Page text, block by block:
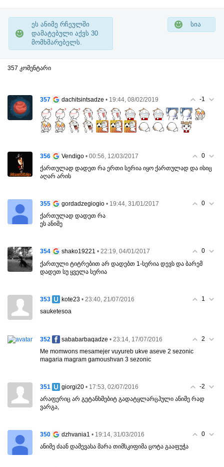
ეს ანიმე რჩეულში
დამატებული აქვს 30
მომხმარებელს.
სია
357 კომენტარი
-1
357 dachitsintsadze • 19:44, 08/02/2019
0
356 Vendigo • 00:56, 12/03/2017
ქართულად დადეთ რა ერთი სერია იყო ქართულად და ისიც
აღარ არის
0
355 gordadzegiogio • 19:44, 31/01/2017
ქართულად დადეთ რა
ეს ანიმე
0
354 shako19221 • 22:19, 04/01/2017
ქართული ტიტრებით არ დადებთ 1-სერია დევს და ბარემ
დადეთ სუ ყველა სერია
1
353 kote23 • 23:40, 21/07/2016
sauketesoa
2
352 sababarbaqadze • 23:14, 17/07/2016
Me momwons mesamejer vuyureb ukve aseve 2 sezonic
magaria magram gamoushvan 3 sezonic
-2
351 giorgi20 • 17:53, 02/07/2016
არაფერიც არ გეტანხმებიტ გადატყლარცჰული ანიმე რად
ვარგა,
0
350 dzhvania1 • 19:14, 31/03/2016
ანიმე ძაან დამევასა მარა თიმსკიფიმა ცოტა გააფუჭა